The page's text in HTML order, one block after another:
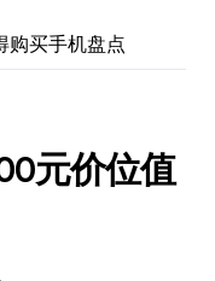
购买手机盘点
元价位值